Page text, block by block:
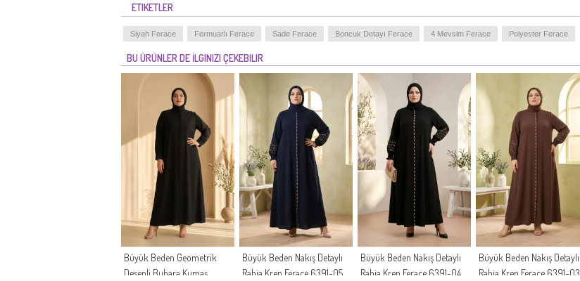
ETIKETLER
Siyah Ferace Fermuarlı Ferace Sade Ferace Boncuk Detayı Ferace 4 Mevsim Ferace Polyester Ferace
BU ÜRÜNLER DE İLGINIZI ÇEKEBILIR
Büyük Beden Geometrik
Desenli Buhara Kumaş
Büyük Beden Nakış Detaylı
Rabia Krep Ferace 6391-05
Büyük Beden Nakış Detaylı
Rabia Krep Ferace 6391-04
Büyük Beden Nakış Detaylı
Rabia Krep Ferace 6391-03